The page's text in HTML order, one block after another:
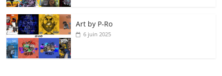
Art by P‑Ro
6 juin 2025